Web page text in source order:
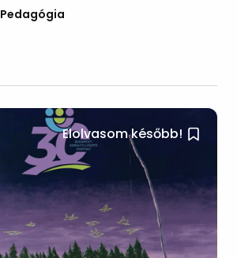
Elolvasom később!